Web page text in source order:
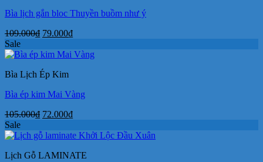
Bìa lịch gắn bloc Thuyền buồm như ý
109.000₫ Giá
là:
79.000₫Giá
tại
Sale
Bìa Lịch Ép Kim
Bìa ép kim Mai Vàng
105.000₫ Giá
là:
72.000₫Giá
tại
72.000₫.
Sale
Lịch Gỗ LAMINATE